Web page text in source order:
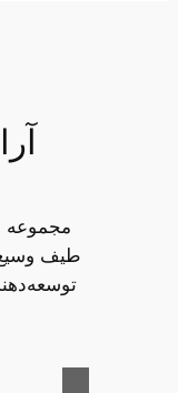
مجموعه
طیف وسیع